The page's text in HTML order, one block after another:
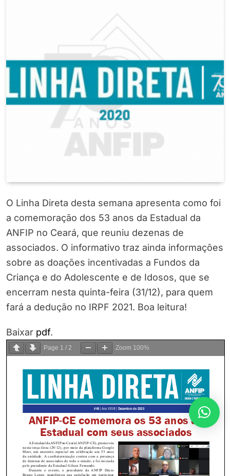
O Linha Direta desta semana apresenta como foi
a comemoração dos 53 anos da Estadual da
ANFIP no Ceará, que reuniu dezenas de
associados. O informativo traz ainda informações
sobre as doações incentivadas a Fundos da
Criança e do Adolescente e de Idosos, que se
encerram nesta quinta-feira (31/12), para quem
fará a dedução no IRPF 2021. Boa leitura!
Baixar pdf.
Page 1 / 2 Zoom 100%